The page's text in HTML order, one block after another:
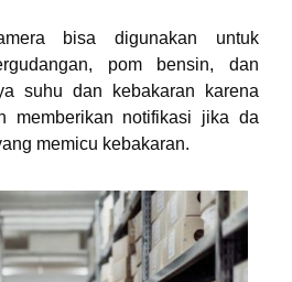
bisa digunakan untuk
pom bensin, dan
suhu dan kebakaran karena
memberikan notifikasi jika da
memicu kebakaran.